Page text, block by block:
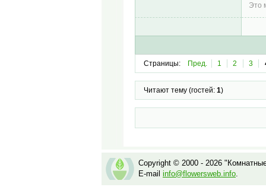
Это
Страницы: Пред. 1 2 3
Читают тему (гостей: 1)
Copyright © 2000 - 2026
E-mail info@flowersweb.info.